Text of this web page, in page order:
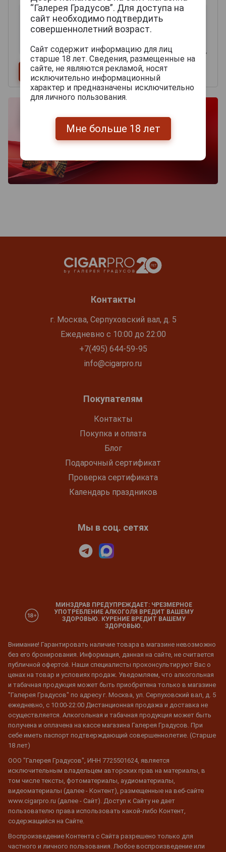
Контакты
г. Москва, Серпуховский вал, д. 5
Ежедневно с 10:00 до 22:00
+7(495) 644-59-95
info@cigarpro.ru
Покупателям
Контакты
Покупка и оплата
Блог
Подарочный сертификат
Проверка сертификата
Календарь праздников
Мы в соц. сетях
МИНЗДРАВ ПРЕДУПРЕЖДАЕТ: ЧРЕЗМЕРНОЕ
УПОТРЕБЛЕНИЕ АЛКОГОЛЯ ВРЕДИТ ВАШЕМУ
ЗДОРОВЬЮ. КУРЕНИЕ ВРЕДИТ ВАШЕМУ
ЗДОРОВЬЮ.
Внимание! Гарантировать наличие товара в магазине невозможно
без его бронирования. Информация, данная на сайте, не считается
публичной офертой. Наши специалисты проконсультируют Вас о
ценах на товар и условиях продаж. Уведомляем, что алкогольная
и табачная продукция может быть приобретена только в магазине
"Галерея Градусов" по адресу г. Москва, ул. Серпуховский вал, д. 5
ежедневно, с 10:00-22:00 Дистанционная продажа и доставка не
осуществляется. Алкогольная и табачная продукция может быть
получена и оплачена на кассе магазина Галерея Градусов. При
себе иметь паспорт подтверждающий совершеннолетие. (Старше
18 лет)
ООО "Галерея Градусов", ИНН 7725501624, является
исключительным владельцем авторских прав на материалы, в
том числе тексты, фотоматериалы, аудиоматериалы,
видеоматериалы (далее - Контент), размещенные на веб-сайте
www.cigarpro.ru (далее - Сайт). Доступ к Сайту не дает
пользователю права использовать какой-либо Контент,
содержащийся на Сайте.
Воспроизведение Контента с Сайта разрешено только для
частного и личного пользования. Любое воспроизведение или
“Галерея Градусов”. Для доступа на
сайт необходимо подтвердить
совершеннолетний возраст.
Сайт содержит информацию для лиц
старше 18 лет. Сведения, размещенные на
сайте, не являются рекламой, носят
исключительно информационный
характер и предназначены исключительно
для личного пользования.
Мне больше 18 лет